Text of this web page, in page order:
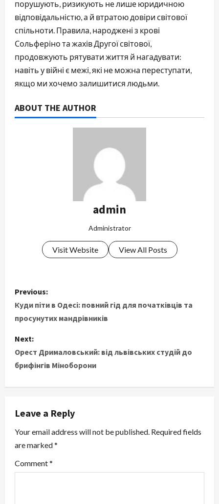
порушують, ризикують не лише юридичною
відповідальністю, а й втратою довіри світової
спільноти. Правила, народжені з крові
Сольферіно та жахів Другої світової,
продовжують рятувати життя й нагадувати:
навіть у війні є межі, які не можна переступати,
якщо ми хочемо залишитися людьми.
ABOUT THE AUTHOR
admin
Administrator
Visit Website View All Posts
P
o
s
t
n
a
v
i
g
a
Previous:
Куди піти в Одесі: повний гід для початківців та
просунутих мандрівників
Next:
Орест Дрималовський: від львівських студій до
брифінгів Міноборони
Leave a Reply
Your email address will not be published. Required fields
are marked*
Comment*